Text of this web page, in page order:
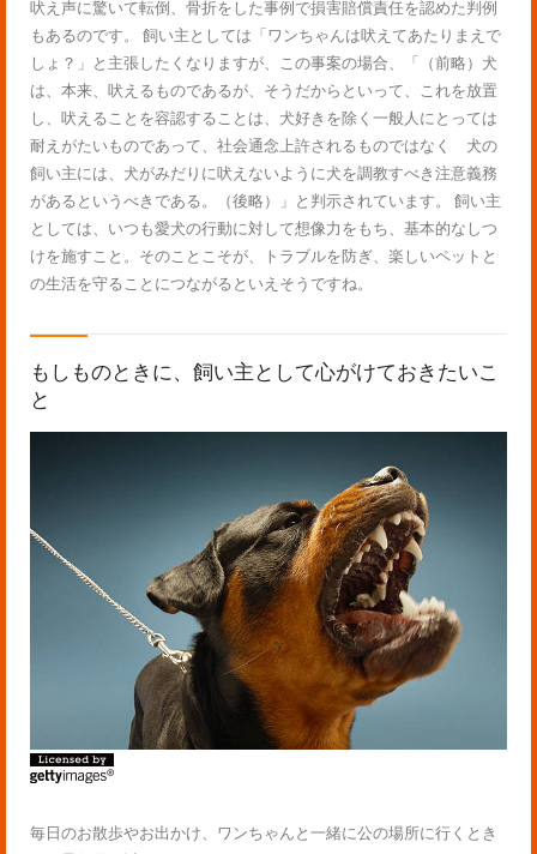
吠え声に驚いて転倒、骨折をした事例で損害賠償責任を認めた判例
もあるのです。 飼い主としては「ワンちゃんは吠えてあたりまえで
しょ？」と主張したくなりますが、この事案の場合、「（前略）犬
は、本来、吠えるものであるが、そうだからといって、これを放置
し、吠えることを容認することは、犬好きを除く一般人にとっては
耐えがたいものであって、社会通念上許されるものではなく 犬の
飼い主には、犬がみだりに吠えないように犬を調教すべき注意義務
があるというべきである。（後略）」と判示されています。 飼い主
としては、いつも愛犬の行動に対して想像力をもち、基本的なしつ
けを施すこと。そのことこそが、トラブルを防ぎ、楽しいペットと
の生活を守ることにつながるといえそうですね。
もしものときに、飼い主として心がけておきたいこ
と
毎日のお散歩やお出かけ、ワンちゃんと一緒に公の場所に行くとき